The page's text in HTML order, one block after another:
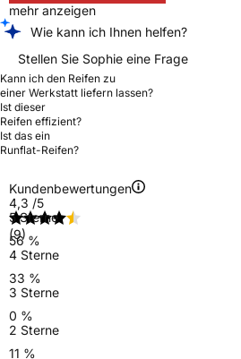
mehr anzeigen
Wie kann ich Ihnen helfen?
Stellen Sie Sophie eine Frage
Kann ich den Reifen zu
einer Werkstatt liefern lassen?
Ist dieser
Reifen effizient?
Ist das ein
Runflat-Reifen?
Kundenbewertungen
4,3 /5
(9)
5 Sterne
56 %
4 Sterne
33 %
3 Sterne
0 %
2 Sterne
11 %